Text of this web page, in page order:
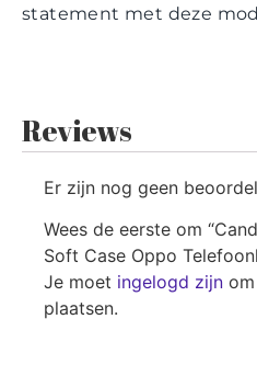
statement met deze
Reviews
Er zijn nog geen
Wees de eerste om
Soft Case Oppo
Je moet ingelogd zijn
plaatsen.